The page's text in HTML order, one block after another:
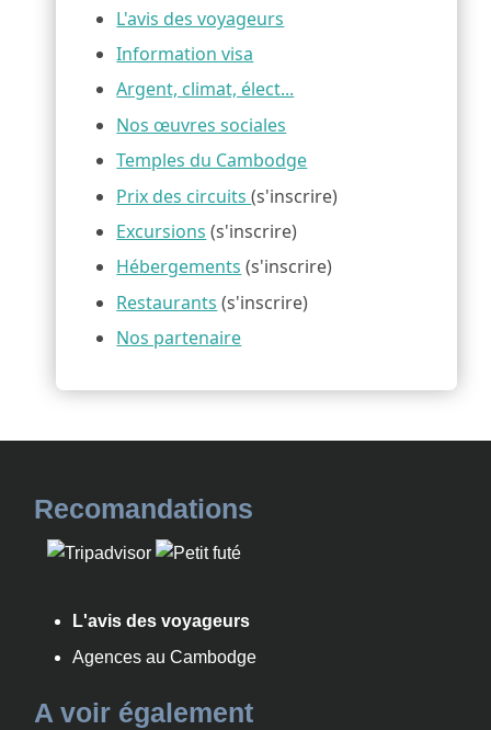
L'avis des voyageurs
Information visa
Argent, climat, élect...
Nos œuvres sociales
Temples du Cambodge
Prix des circuits(s'inscrire)
Excursions (s'inscrire)
Hébergements (s'inscrire)
Restaurants (s'inscrire)
Nos partenaire
Recomandations
L'avis des voyageurs
Agences au Cambodge
A voir également